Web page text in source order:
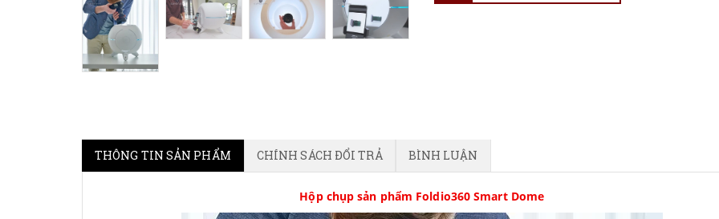
THÔNG TIN SẢN PHẨM CHÍNH SÁCH ĐỔI TRẢ BÌNH LUẬN
Hộp chụp sản phẩm Foldio360 Smart Dome